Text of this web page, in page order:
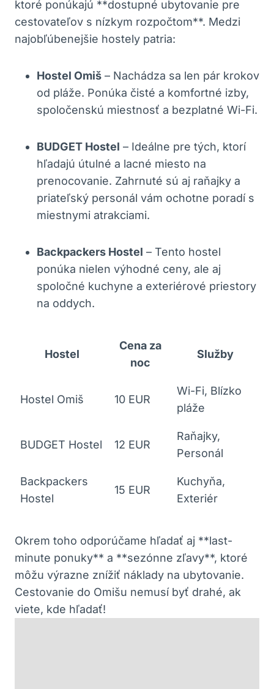
ktoré ponúkajú **dostupné ubytovanie pre
cestovateľov s nízkym rozpočtom**. Medzi
najobľúbenejšie hostely patria:
Hostel Omiš – Nachádza sa len pár krokov
od pláže. Ponúka čisté a komfortné izby,
spoločenskú miestnosť a bezplatné Wi-Fi.
BUDGET Hostel – Ideálne pre tých, ktorí
hľadajú útulné a lacné miesto na
prenocovanie. Zahrnuté sú aj raňajky a
priateľský personál vám ochotne poradí s
miestnymi atrakciami.
Backpackers Hostel – Tento hostel
ponúka nielen výhodné ceny, ale aj
spoločné kuchyne a exteriérové priestory
na oddych.
Hostel
Cena za
noc
Služby
Hostel Omiš 10 EUR
Wi-Fi, Blízko
pláže
BUDGET Hostel 12 EUR
Raňajky,
Personál
Backpackers
Hostel
15 EUR
Kuchyňa,
Exteriér
Okrem toho odporúčame hľadať aj **last-
minute ponuky** a **sezónne zľavy**, ktoré
môžu výrazne znížiť náklady na ubytovanie.
Cestovanie do Omišu nemusí byť drahé, ak
viete, kde hľadať!